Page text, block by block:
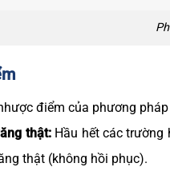
điểm của phương
thật:Hầu hết các trường
thật (không hồi phục).